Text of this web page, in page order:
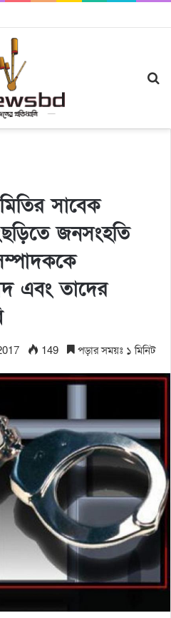
সাবেক
জনসংহতি
এবং তাদের
149 পড়ার সময়ঃ ১ মিনিট